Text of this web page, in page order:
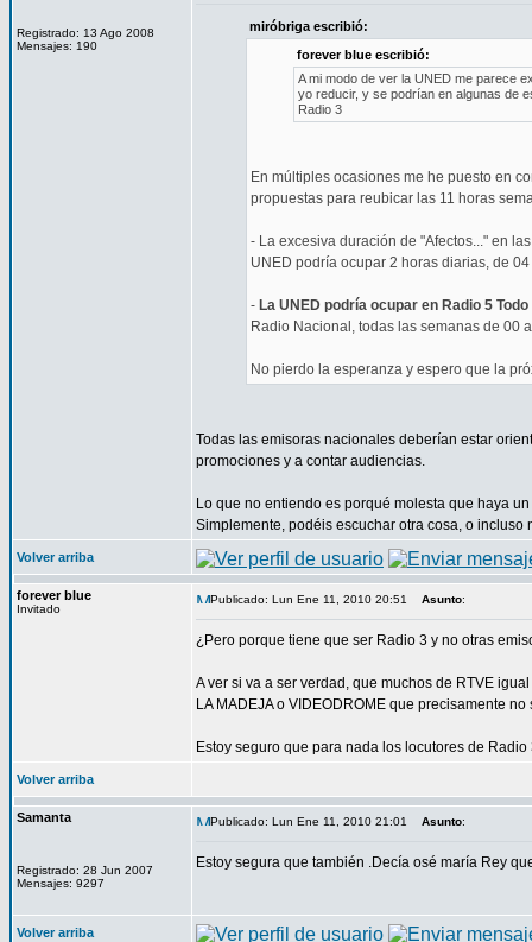
Registrado: 13 Ago 2008
Mensajes: 190
miróbriga escribió:
forever blue escribió:
A mi modo de ver la UNED me parece
yo reducir, y se podrían en algunas de
Radio 3
En múltiples ocasiones me he puesto en
propuestas para reubicar las 11 horas
- La excesiva duración de "Afectos..." en
UNED podría ocupar 2 horas diarias, de
- La UNED podría ocupar en Radio 5
Radio Nacional, todas las semanas de 00
No pierdo la esperanza y espero que la
Todas las emisoras nacionales deberían estar
promociones y a contar audiencias.
Lo que no entiendo es porqué molesta que haya
Simplemente, podéis escuchar otra cosa, o incluso
Volver arriba
forever blue
Invitado
Publicado: Lun Ene 11, 2010 20:51 Asunto:
¿Pero porque tiene que ser Radio 3 y no otras
A ver si va a ser verdad, que muchos de RTVE
LA MADEJA o VIDEODROME que precisamente
Estoy seguro que para nada los locutores de
Volver arriba
Samanta
Registrado: 28 Jun 2007
Mensajes: 9297
Publicado: Lun Ene 11, 2010 21:01 Asunto:
Estoy segura que también .Decía osé maría Rey
Volver arriba